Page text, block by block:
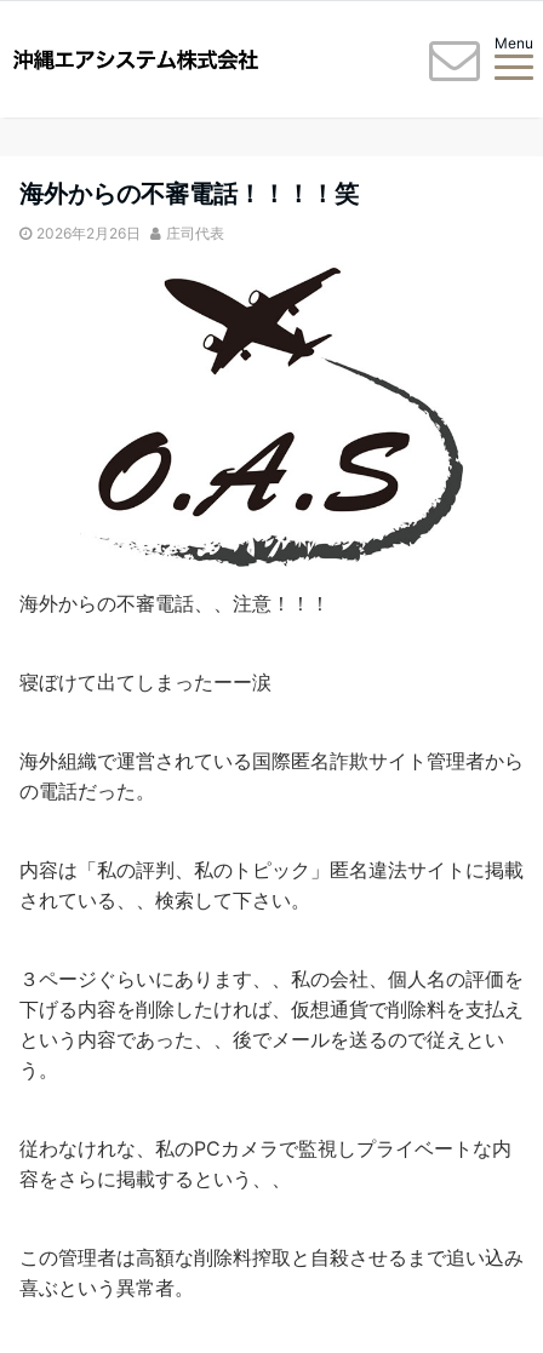
Menu
海外からの不審電話！！！！笑
2026年2月26日 庄司代表
海外からの不審電話、、注意！！！
寝ぼけて出てしまったーー涙
海外組織で運営されている国際匿名詐欺サイト管理者から
の電話だった。
内容は「私の評判、私のトピック」匿名違法サイトに掲載
されている、、検索して下さい。
３ページぐらいにあります、、私の会社、個人名の評価を
下げる内容を削除したければ、仮想通貨で削除料を支払え
という内容であった、、後でメールを送るので従えとい
う。
従わなけれな、私のPCカメラで監視しプライベートな内
容をさらに掲載するという、、
この管理者は高額な削除料搾取と自殺させるまで追い込み
喜ぶという異常者。